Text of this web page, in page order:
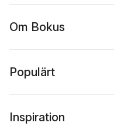
Om Bokus
Populärt
Inspiration